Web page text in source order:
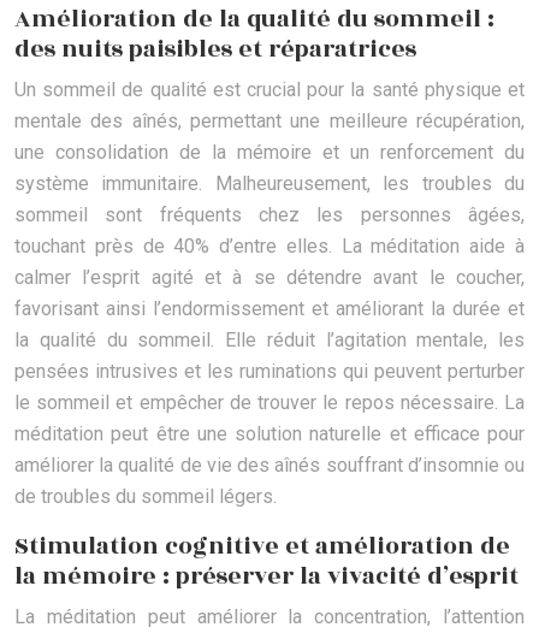
Amélioration de la qualité du sommeil :
des nuits paisibles et réparatrices
Un sommeil de qualité est crucial pour la santé physique et
mentale des aînés, permettant une meilleure récupération,
une consolidation de la mémoire et un renforcement du
système immunitaire. Malheureusement, les troubles du
sommeil sont fréquents chez les personnes âgées,
touchant près de 40% d’entre elles. La méditation aide à
calmer l’esprit agité et à se détendre avant le coucher,
favorisant ainsi l’endormissement et améliorant la durée et
la qualité du sommeil. Elle réduit l’agitation mentale, les
pensées intrusives et les ruminations qui peuvent perturber
le sommeil et empêcher de trouver le repos nécessaire. La
méditation peut être une solution naturelle et efficace pour
améliorer la qualité de vie des aînés souffrant d’insomnie ou
de troubles du sommeil légers.
Stimulation cognitive et amélioration de
la mémoire : préserver la vivacité d’esprit
La méditation peut améliorer la concentration, l’attention